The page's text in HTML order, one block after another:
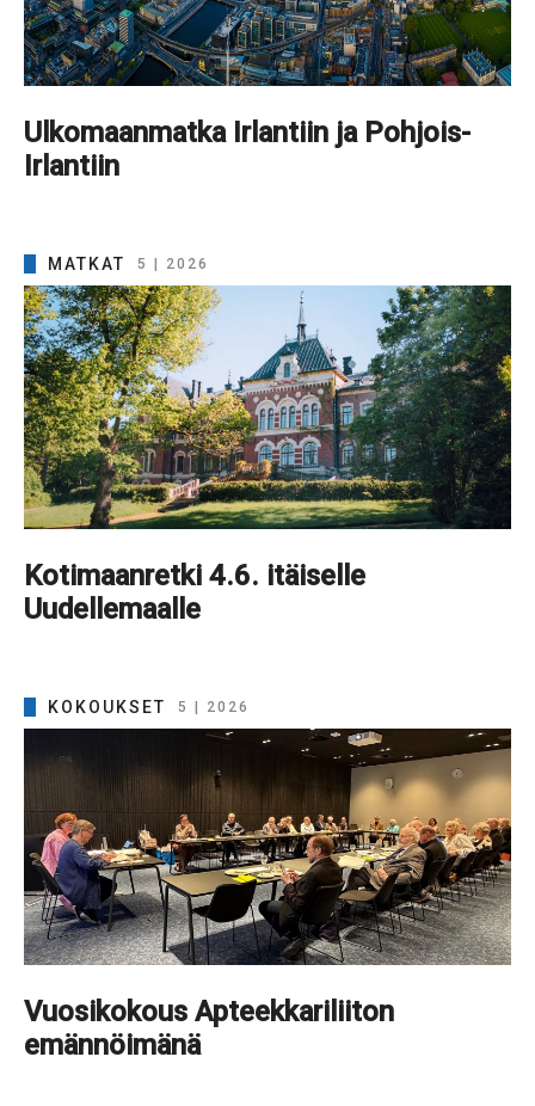
Ulkomaanmatka Irlantiin ja Pohjois-
Irlantiin
MATKAT 5 | 2026
Kotimaanretki 4.6. itäiselle
Uudellemaalle
KOKOUKSET 5 | 2026
Vuosikokous Apteekkariliiton
emännöimänä